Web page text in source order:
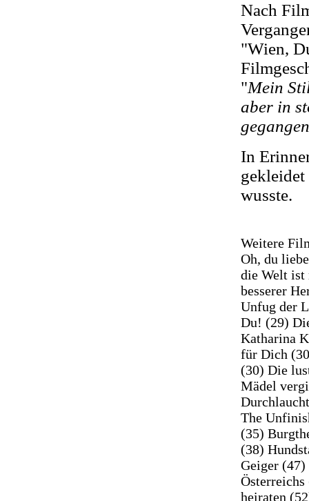
Nach
"Wien,
"Mein
aber in
In
wusste.
Weitere
Oh, du
die Welt ist
besserer
Unfug der
Du! (29)
Katharina
für Dich
(30) Die
Mädel
The
(35)
(38)
Geiger
heiraten